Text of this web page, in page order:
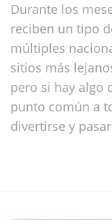
Durante los
reciben un tipo
múltiples
sitios más
pero si hay algo
punto común a
divertirse y